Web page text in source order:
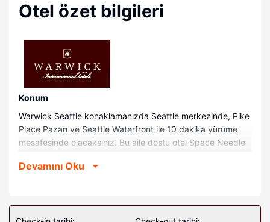
Otel özet bilgileri
Konum
Warwick Seattle konaklamanızda Seattle merkezinde, Pike
Place Pazarı ve Seattle Waterfront ile 10 dakika yürüme
mesafesinde olacaksınız. Bu aile dostu otel Space Needle
Building ile 1 km (0,6 mi) mesafede.
Misafirler için 231 klimalı odada LCD televizyon mevcuttur.
Odalarda özel balkon bulunur. Odada ücretsiz kablolu
Devamını Oku